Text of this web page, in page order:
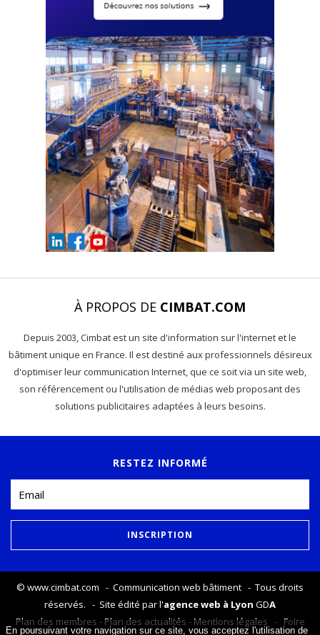
À PROPOS DE CIMBAT.COM
Depuis 2003, Cimbat est un site d'information sur l'internet et le
bâtiment unique en France. Il est destiné aux professionnels désireux
d'optimiser leur communication Internet, que ce soit via un site web,
son référencement ou l'utilisation de médias web proposant des
solutions publicitaires adaptées à leurs besoins.
RESTEZ INFORMÉ
© www.cimbat.com - Communication web bâtiment - Tous droits
réservés. - Site édité par l'agence web à Lyon GDA
Plan des membres -Plan des actualités -Mentions légales - Foire
En poursuivant votre navigation sur ce site, vous acceptez l'utilisation de